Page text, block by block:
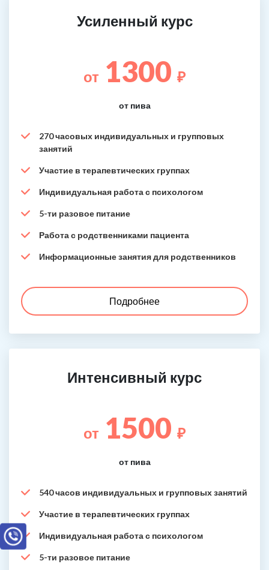
Усиленный курс
от 1300 ₽
от пива
270 часовых индивидуальных и групповых
занятий
Участие в терапевтических группах
Индивидуальная работа с психологом
5-ти разовое питание
Работа с родственниками пациента
Информационные занятия для родственников
Подробнее
Интенсивный курс
от 1500 ₽
от пива
540 часов индивидуальных и групповых занятий
Участие в терапевтических группах
Индивидуальная работа с психологом
5-ти разовое питание